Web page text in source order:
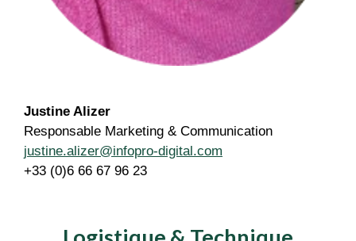
Justine Alizer
Responsable Marketing & Communication
justine.alizer@infopro-digital.com
+33 (0)6 66 67 96 23